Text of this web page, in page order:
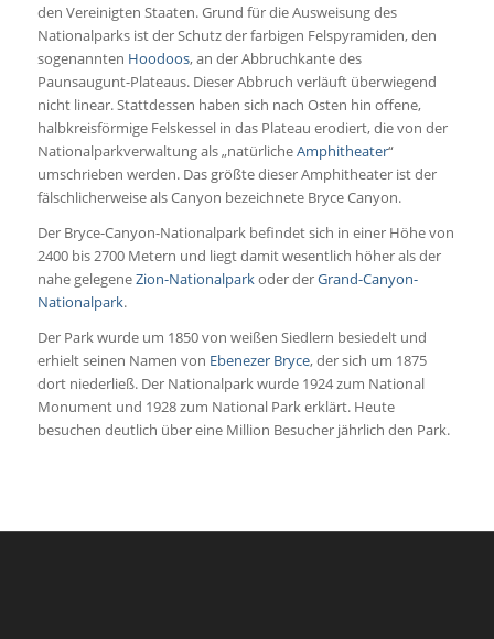
den Vereinigten Staaten. Grund für die Ausweisung des
Nationalparks ist der Schutz der farbigen Felspyramiden, den
sogenannten Hoodoos, an der Abbruchkante des
Paunsaugunt-Plateaus. Dieser Abbruch verläuft überwiegend
nicht linear. Stattdessen haben sich nach Osten hin offene,
halbkreisförmige Felskessel in das Plateau erodiert, die von der
Nationalparkverwaltung als „natürlicheAmphitheater“
umschrieben werden. Das größte dieser Amphitheater ist der
fälschlicherweise als Canyon bezeichnete Bryce Canyon.
Der Bryce-Canyon-Nationalpark befindet sich in einer Höhe von
2400 bis 2700 Metern und liegt damit wesentlich höher als der
nahe gelegeneZion-Nationalparkoder derGrand-Canyon-
Nationalpark.
Der Park wurde um 1850 von weißen Siedlern besiedelt und
erhielt seinen Namen von Ebenezer Bryce, der sich um 1875
dort niederließ. Der Nationalpark wurde 1924 zum National
Monumentund 1928 zum National Parkerklärt. Heute
besuchen deutlich über eine Million Besucher jährlich den Park.